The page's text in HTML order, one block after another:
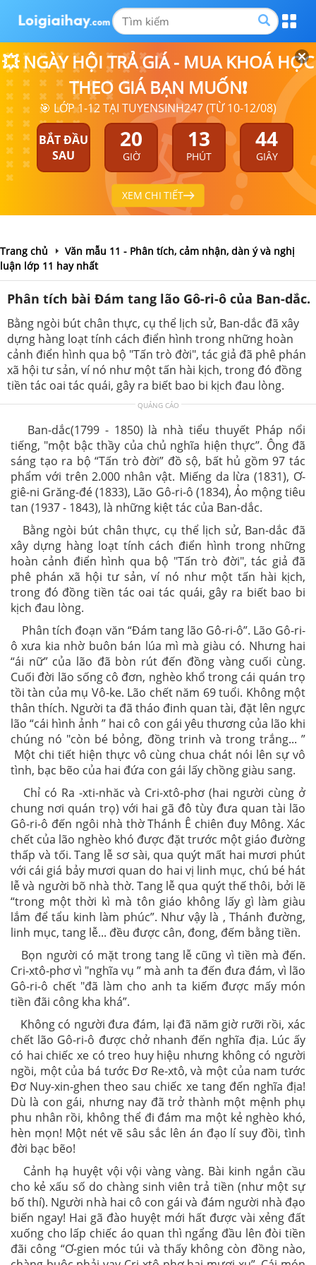
💥 NGÀY HỘI TRẢ GIÁ - MUA KHOÁ HỌC
THEO GIÁ BẠN MUỐN❗
🎯 LỚP 1-12 TẠI TUYENSINH247 (TỪ 10-12/08)
BẮT ĐẦU
SAU
20
GIỜ
13
PHÚT
44
GIÂY
XEM CHI TIẾT
Trang chủ
Văn mẫu 11 - Phân tích, cảm nhận, dàn ý và nghị
luận lớp 11 hay nhất
Phân tích bài Đám tang lão Gô-ri-ô của Ban-dắc.
Bằng ngòi bút chân thực, cụ thể lịch sử, Ban-dắc đã xây
dựng hàng loạt tính cách điển hình trong những hoàn
cảnh điển hình qua bộ "Tấn trò đời", tác giả đã phê phán
xã hội tư sản, ví nó như một tấn hài kịch, trong đó đồng
tiền tác oai tác quái, gây ra biết bao bi kịch đau lòng.
QUẢNG CÁO
Ban-dắc(1799 - 1850) là nhà tiểu thuyết Pháp nổi
tiếng, "một bậc thầy của chủ nghĩa hiện thực’’. Ông đã
sáng tạo ra bộ “Tấn trò đời” đồ sộ, bất hủ gồm 97 tác
phẩm với trên 2.000 nhân vật. Miếng da lừa (1831), Ơ-
giê-ni Grăng-đé (1833), Lão Gô-ri-ô (1834), Ảo mộng tiêu
tan (1937 - 1843), là những kiệt tác của Ban-dắc.
Bằng ngòi bút chân thực, cụ thể lịch sử, Ban-dắc đã
xây dựng hàng loạt tính cách điển hình trong những
hoàn cảnh điển hình qua bộ "Tấn trò đời", tác giả đã
phê phán xã hội tư sản, ví nó như một tấn hài kịch,
trong đó đồng tiền tác oai tác quái, gây ra biết bao bi
kịch đau lòng.
Phân tích đoạn văn “Đám tang lão Gô-ri-ô”. Lão Gô-ri-
ô xưa kia nhờ buôn bán lúa mì mà giàu có. Nhưng hai
“ái nữ” của lão đã bòn rút đến đồng vàng cuối cùng.
Cuối đời lão sống cô đơn, nghèo khổ trong cái quán trọ
tồi tàn của mụ Vô-ke. Lão chết năm 69 tuổi. Không một
thân thích. Người ta đã tháo đinh quan tài, đặt lên ngực
lão “cái hình ảnh ” hai cô con gái yêu thương của lão khi
chúng nó "còn bé bỏng, đồng trinh và trong trắng... ”
Một chi tiết hiện thực vô cùng chua chát nói lên sự vô
tình, bạc bẽo của hai đứa con gái lấy chồng giàu sang.
Chỉ có Ra -xti-nhăc và Cri-xtô-phơ (hai người cùng ở
chung nơi quán trọ) với hai gã đô tùy đưa quan tài lão
Gô-ri-ô đến ngôi nhà thờ Thánh Ê chiên đuy Mông. Xác
chết của lão nghèo khó được đặt trước một giáo đường
thấp và tối. Tang lễ sơ sài, qua quýt mất hai mươi phút
với cái giá bảy mươi quan do hai vị linh mục, chú bé hát
lễ và người bõ nhà thờ. Tang lễ qua quýt thế thôi, bởi lẽ
“trong một thời kì mà tôn giáo không lấy gì làm giàu
lắm để tẩu kinh làm phúc”. Như vậy là , Thánh đường,
linh mục, tang lễ... đều được cân, đong, đếm bằng tiền.
Bọn người có mặt trong tang lễ cũng vì tiền mà đến.
Cri-xtô-phơ vì "nghĩa vụ ” mà anh ta đến đưa đám, vì lão
Gô-ri-ô chết "đã làm cho anh ta kiếm được mấy món
tiền đãi công kha khá”.
Không có người đưa đám, lại đã năm giờ rưỡi rồi, xác
chết lão Gô-ri-ô được chở nhanh đến nghĩa địa. Lúc ấy
có hai chiếc xe có treo huy hiệu nhưng không có người
ngồi, một của bá tước Đơ Re-xtô, và một của nam tước
Đơ Nuy-xin-ghen theo sau chiếc xe tang đến nghĩa địa!
Dù là con gái, nhưng nay đã trở thành một mệnh phụ
phu nhân rồi, không thể đi đám ma một kẻ nghèo khó,
hèn mọn! Một nét vẽ sâu sắc lên án đạo lí suy đồi, tình
đời bạc bẽo!
Cảnh hạ huyệt vội vội vàng vàng. Bài kinh ngắn cầu
cho kẻ xấu số do chàng sinh viên trả tiền (như một sự
bố thí). Người nhà hai cô con gái và đám người nhà đạo
biến ngay! Hai gã đào huyệt mới hất được vài xẻng đất
xuống cho lấp chiếc áo quan thì ngẩng đầu lên đòi tiền
đãi công “Ơ-gien móc túi và thấy không còn đồng nào,